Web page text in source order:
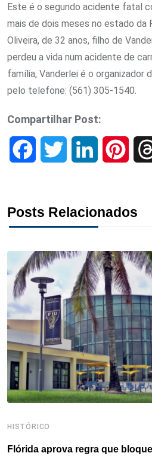
Este é o segundo acidente fatal
mais de dois meses no estado da
Oliveira, de 32 anos, filho de
perdeu a vida num acidente de
família, Vanderlei é o organizador
pelo telefone: (561) 305-1540.
Compartilhar Post:
e
b
o
o
k
t
t
r
k
e
d
I
n
t
e
r
e
s
t
Posts Relacionados
HISTÓRICO
Flórida aprova regra que